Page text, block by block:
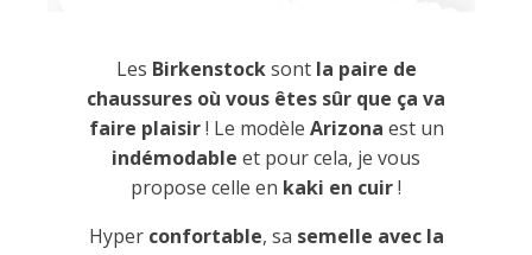
Les Birkenstocksont la paire de
chaussures où vous êtes sûr que ça va
faire plaisir! Le modèle Arizona est un
indémodable et pour cela, je vous
propose celle en kaki en cuir!
Hyper confortable, sa semelle avec la